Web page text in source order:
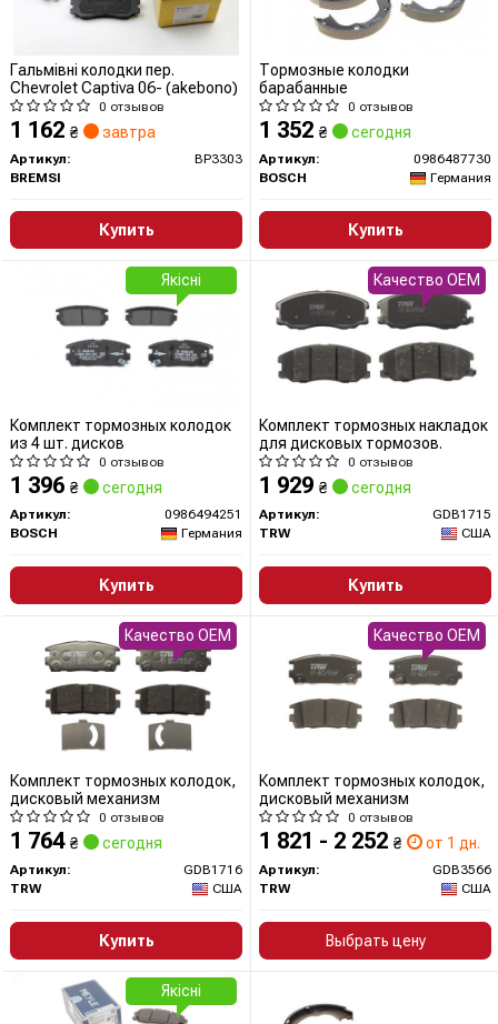
Гальмівні колодки пер.
Chevrolet Captiva 06- (akebono)
0 отзывов
1 162 ₴ завтра
Артикул:
BP3303
BREMSI
Купить
Тормозные колодки
барабанные
0 отзывов
1 352 ₴ сегодня
Артикул:
0986487730
BOSCH
Германия
Купить
Комплект тормозных колодок
из 4 шт. дисков
0 отзывов
1 396 ₴ сегодня
Артикул:
0986494251
BOSCH
Германия
Купить
Якісні
Комплект тормозных накладок
для дисковых тормозов.
0 отзывов
1 929 ₴ сегодня
Артикул:
GDB1715
TRW
США
Купить
Качество OEM
Комплект тормозных колодок,
дисковый механизм
0 отзывов
1 764 ₴ сегодня
Артикул:
GDB1716
TRW
США
Купить
Качество OEM
Комплект тормозных колодок,
дисковый механизм
0 отзывов
1 821 - 2 252 ₴ от 1 дн.
Артикул:
GDB3566
TRW
США
Выбрать цену
Качество OEM
Якісні